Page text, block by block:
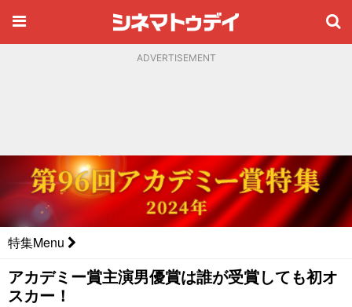
ADVERTISEMENT
特集Menu
アカデミー賞主演男優賞は誰が受賞しても初オ
スカー！